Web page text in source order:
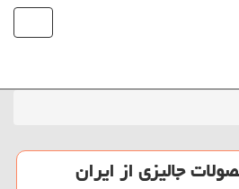
جالیزی از ایران